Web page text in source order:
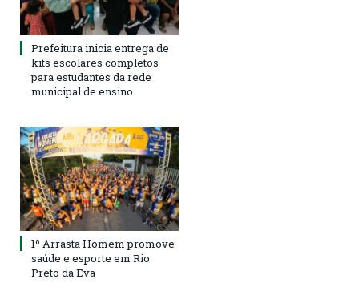
Prefeitura inicia entrega de
kits escolares completos
para estudantes da rede
municipal de ensino
1º Arrasta Homem promove
saúde e esporte em Rio
Preto da Eva